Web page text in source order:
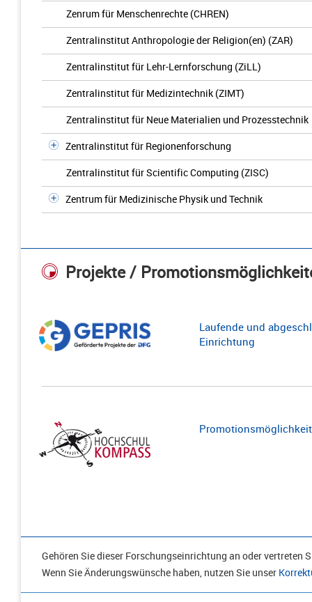
Zenrum für Menschenrechte (CHREN)
Zentralinstitut Anthropologie der Religion(en) (ZAR)
Zentralinstitut für Lehr-Lernforschung (ZiLL)
Zentralinstitut für Medizintechnik (ZIMT)
Zentralinstitut für Neue Materialien und Prozesstechnik
Zentralinstitut für Regionenforschung
Zentralinstitut für Scientific Computing (ZISC)
Zentrum für Medizinische Physik und Technik
Projekte /
Laufende und
Einrichtung
Gehören Sie dieser Forschungseinrichtung an oder vertreten
Wenn Sie Änderungswünsche haben, nutzen Sie unser